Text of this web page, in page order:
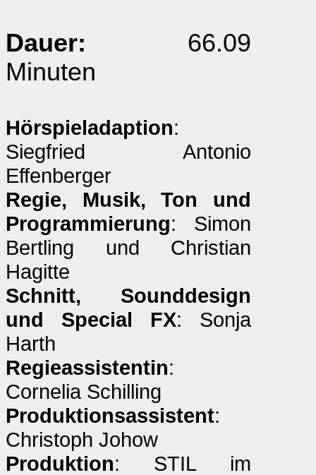
Dauer: 66.09
Minuten
Hörspieladaption:
Siegfried Antonio
Effenberger
Regie, Musik, Ton und
Programmierung: Simon
Bertling und Christian
Hagitte
Schnitt, Sounddesign
und Special FX: Sonja
Harth
Regieassistentin:
Cornelia Schilling
Produktionsassistent:
Christoph Johow
Produktion: STIL im